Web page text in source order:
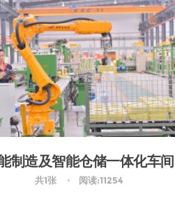
制造及智能仓储一体化车间
共1张 阅读:11254